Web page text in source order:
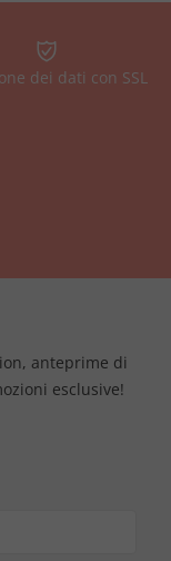
dei dati con SSL
anteprime di
esclusive!